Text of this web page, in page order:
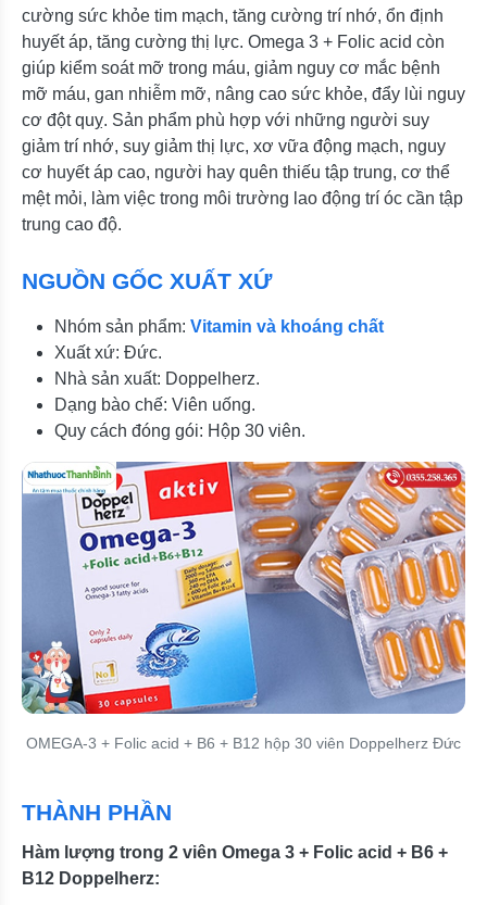
cường sức khỏe tim mạch, tăng cường trí nhớ, ổn định
huyết áp, tăng cường thị lực. Omega 3 + Folic acid còn
giúp kiểm soát mỡ trong máu, giảm nguy cơ mắc bệnh
mỡ máu, gan nhiễm mỡ, nâng cao sức khỏe, đẩy lùi nguy
cơ đột quỵ. Sản phẩm phù hợp với những người suy
giảm trí nhớ, suy giảm thị lực, xơ vữa động mạch, nguy
cơ huyết áp cao, người hay quên thiếu tập trung, cơ thể
mệt mỏi, làm việc trong môi trường lao động trí óc cần tập
trung cao độ.
NGUỒN GỐC XUẤT XỨ
Nhóm sản phẩm: Vitamin và khoáng chất
Xuất xứ: Đức.
Nhà sản xuất: Doppelherz.
Dạng bào chế: Viên uống.
Quy cách đóng gói: Hộp 30 viên.
OMEGA-3 + Folic acid + B6 + B12 hộp 30 viên Doppelherz Đức
THÀNH PHẦN
Hàm lượng trong 2 viên Omega 3 + Folic acid + B6 +
B12 Doppelherz: